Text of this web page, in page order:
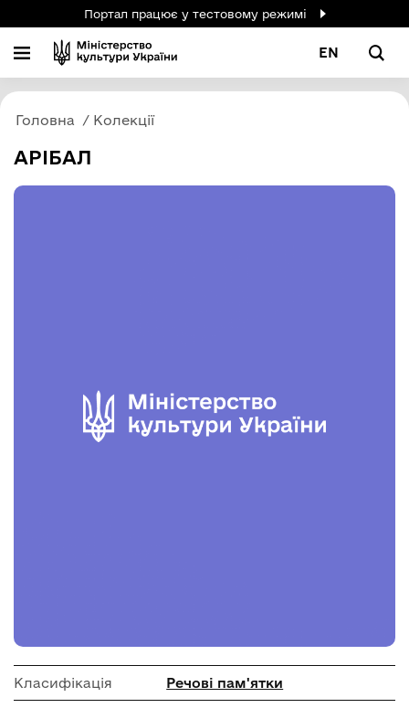
Портал працює у тестовому режимі
EN
Головна Колекції
АРІБАЛ
Класифікація Речові пам'ятки